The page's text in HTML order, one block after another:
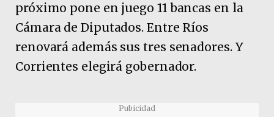
próximo pone en juego 11 bancas en la
Cámara de Diputados. Entre Ríos
renovará además sus tres senadores. Y
Corrientes elegirá gobernador.
Pubicidad